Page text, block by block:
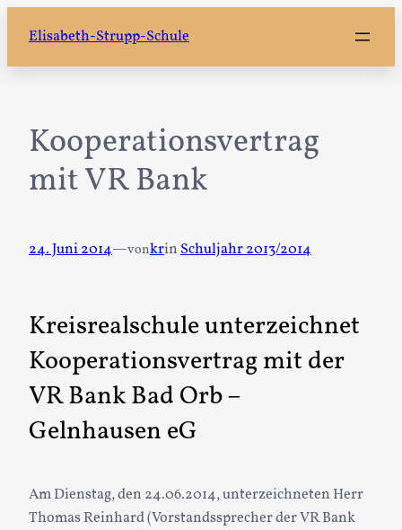
Inhalt
springen
Elisabeth-Strupp-Schule
Kooperationsvertrag
mit VR Bank
24. Juni 2014—vonkrin Schuljahr 2013/2014
Kreisrealschule unterzeichnet
Kooperationsvertrag mit der
VR Bank Bad Orb –
Gelnhausen eG
Am Dienstag, den 24.06.2014, unterzeichneten Herr
Thomas Reinhard (Vorstandssprecher der VR Bank